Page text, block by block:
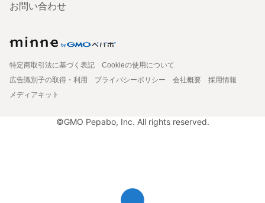
お問い合わせ
特定商取引法に基づく表記
Cookieの使用について
広告識別子の取得・利用
プライバシーポリシー 会社概要
採用情報
メディアキット
©GMO Pepabo, Inc. All rights reserved.